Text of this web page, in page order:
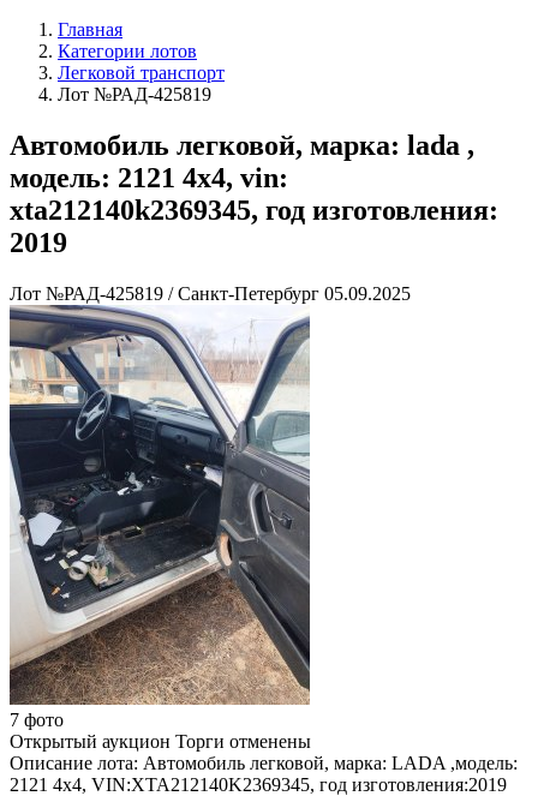
Главная
Категории лотов
Легковой транспорт
Лот №РАД-425819
Автомобиль легковой, марка: lada ,
модель: 2121 4x4, vin:
xta212140k2369345, год изготовления:
2019
Лот №РАД-425819 / Санкт-Петербург 05.09.2025
7 фото
Открытый аукцион Торги отменены
Описание лота: Автомобиль легковой, марка: LADA ,модель:
2121 4x4, VIN:XTA212140K2369345, год изготовления:2019